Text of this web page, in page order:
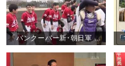
「バンクーバー新･朝日軍 〝天理の中学生と白球を通して交流を〟」